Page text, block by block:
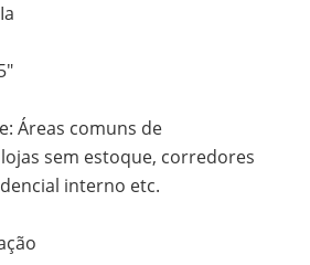
Áreas comuns de
sem estoque, corredores
interno etc.